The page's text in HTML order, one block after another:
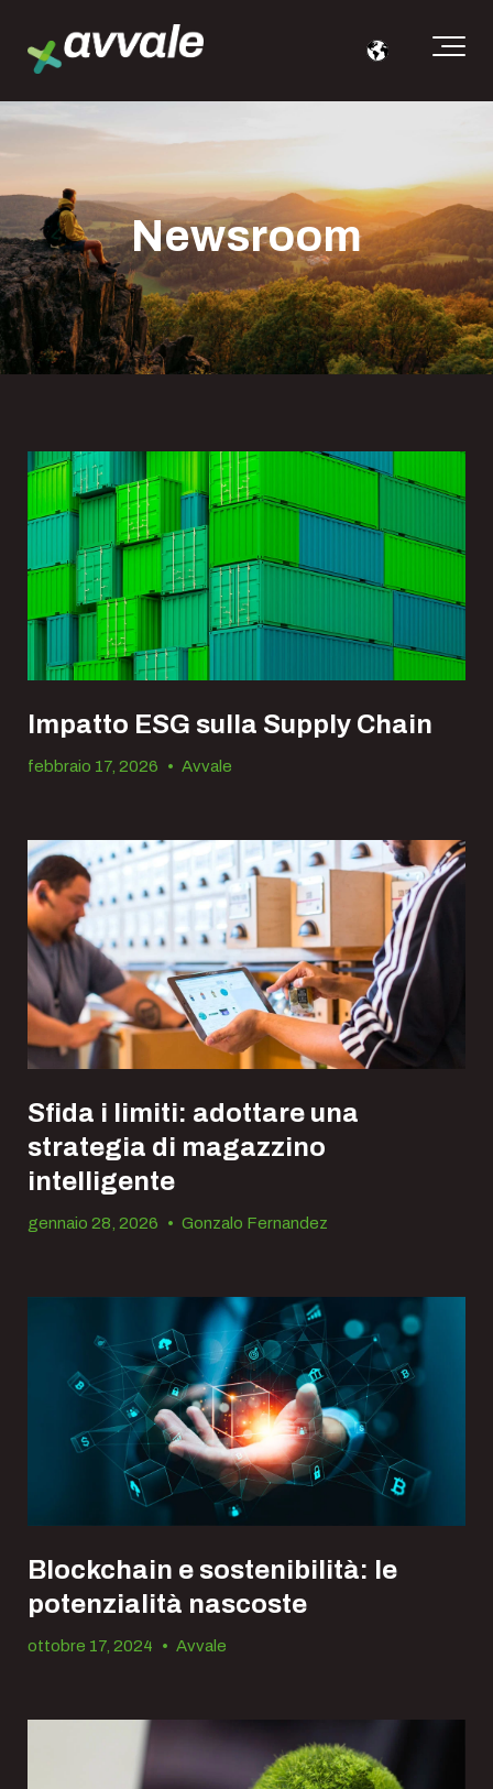
Newsroom
Impatto ESG sulla Supply Chain
febbraio 17, 2026 • Avvale
Sfida i limiti: adottare una
strategia di magazzino
intelligente
gennaio 28, 2026 • Gonzalo Fernandez
Blockchain e sostenibilità: le
potenzialità nascoste
ottobre 17, 2024 • Avvale